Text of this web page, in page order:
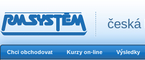
česká
Chci obchodovat Kurzy on-line Výsledky